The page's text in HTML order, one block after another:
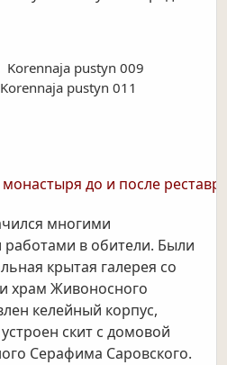
Korennaja pustyn 009
Korennaja pustyn 011
до и после
многими
в обители. Были
крытая галерея со
храм Живоносного
келейный корпус,
скит с домовой
Серафима Саровского.